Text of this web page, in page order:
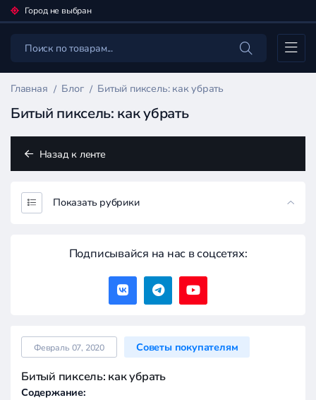
Город не выбран
Каталог
Главная Блог Битый пиксель: как убрать
Битый пиксель: как убрать
Назад к ленте
Показать рубрики
Подписывайся на нас в соцсетях:
Февраль 07, 2020 Советы покупателям
Битый пиксель: как убрать
Содержание: